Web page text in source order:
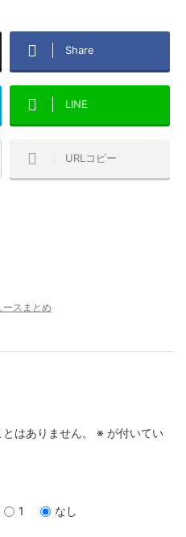
Share
LINE
URLコピー
スまとめ
はありません。 ※ が付いてい
1 なし